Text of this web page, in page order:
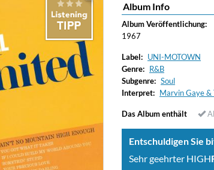
Album Info
Album Veröffentlichung:
1967
Label: UNI-MOTOWN
Genre: R&B
Subgenre: Soul
Interpret: Marvin Gaye &
Das Album enthält
Entschuldigen Sie
Sehr geehrter HIGH